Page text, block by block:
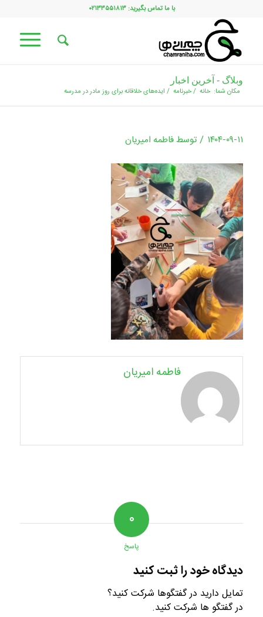
با ما تماس بگیرید: ۰۲۱۳۳۵۵۱۸۱۳
وبلاگ - آخرین اخبار
مکان شما: خانه /خبرنامه / ایده‌های خلاقانه برای روز مادر در مدرسه
۱۴۰۴-۰۹-۱۱ / توسطفاطمه امیریان
فاطمه امیریان
۰
پاسخ
دیدگاه خود را ثبت کنید
تمایل دارید در گفتگوها شرکت کنید؟
در گفتگو ها شرکت کنید.